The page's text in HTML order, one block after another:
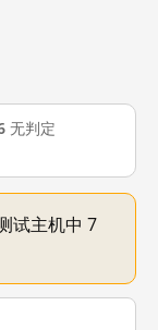
无判定
试主机中 7